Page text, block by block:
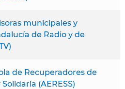
municipales y
de Radio y de
de Recuperadores de
(AERESS)